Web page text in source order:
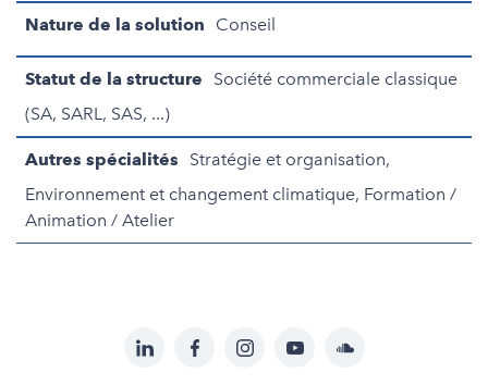
Nature de la solution Conseil
Statut de la structure
Société commerciale classique
(SA, SARL, SAS, ...)
Autres spécialités
Stratégie et organisation,
Environnement et changement climatique, Formation /
Animation / Atelier
LinkedInFacebookInstagramYouTubeSoundcloud